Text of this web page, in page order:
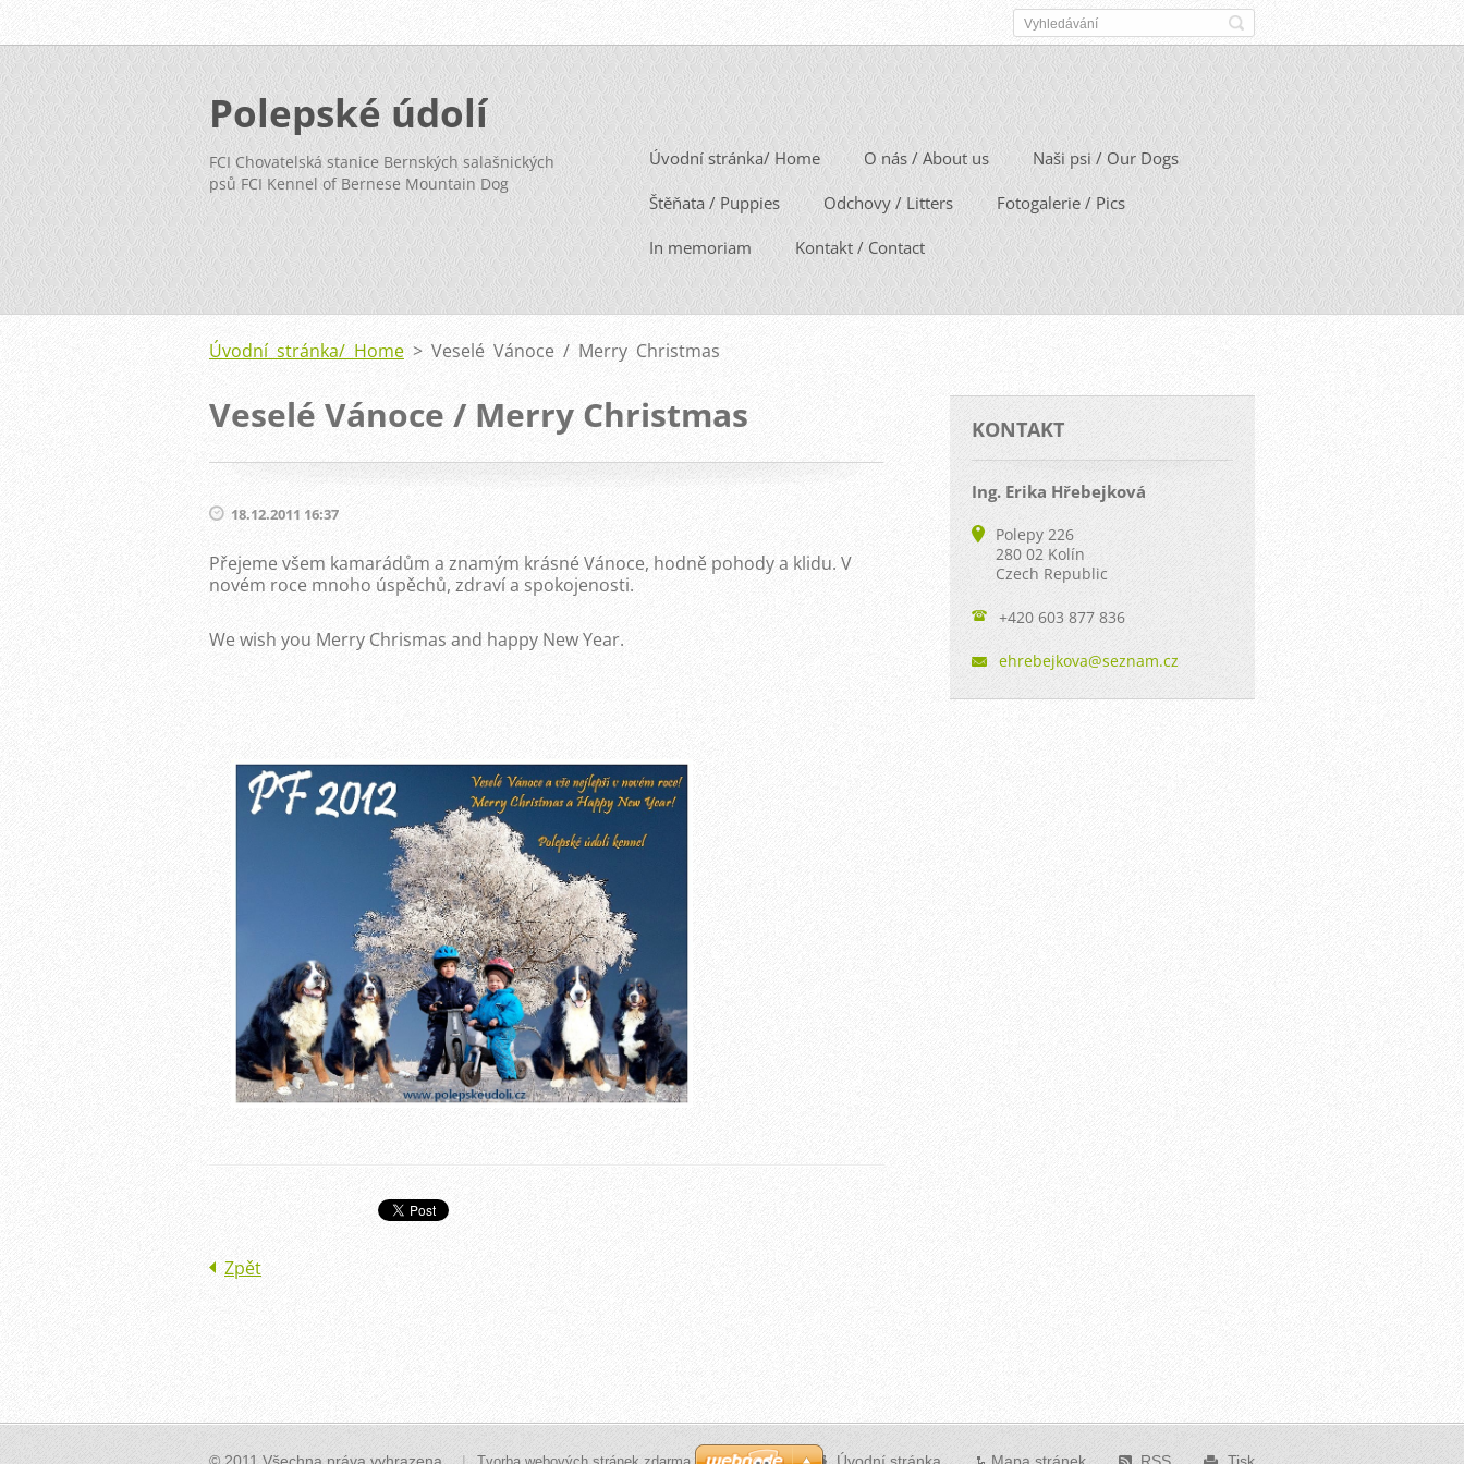
Polepské údolí
FCI Chovatelská stanice Bernských salašnických
psů FCI Kennel of Bernese Mountain Dog
Úvodní stránka/ Home O nás / About us Naši psi / Our Dogs
Štěňata / Puppies Odchovy / Litters Fotogalerie / Pics
In memoriam Kontakt / Contact
Úvodní stránka/ Home > Veselé Vánoce / Merry Christmas
Veselé Vánoce / Merry Christmas
18.12.2011 16:37
Přejeme všem kamarádům a znamým krásné Vánoce, hodně pohody a klidu. V
novém roce mnoho úspěchů, zdraví a spokojenosti.
We wish you Merry Chrismas and happy New Year.
Zpět
KONTAKT
Ing. Erika Hřebejková
Polepy 226
280 02 Kolín
Czech Republic
+420 603 877 836
ehrebejkova@seznam.cz
© 2011 Všechna práva vyhrazena. Úvodní stránka Mapa stránek RSS Tisk